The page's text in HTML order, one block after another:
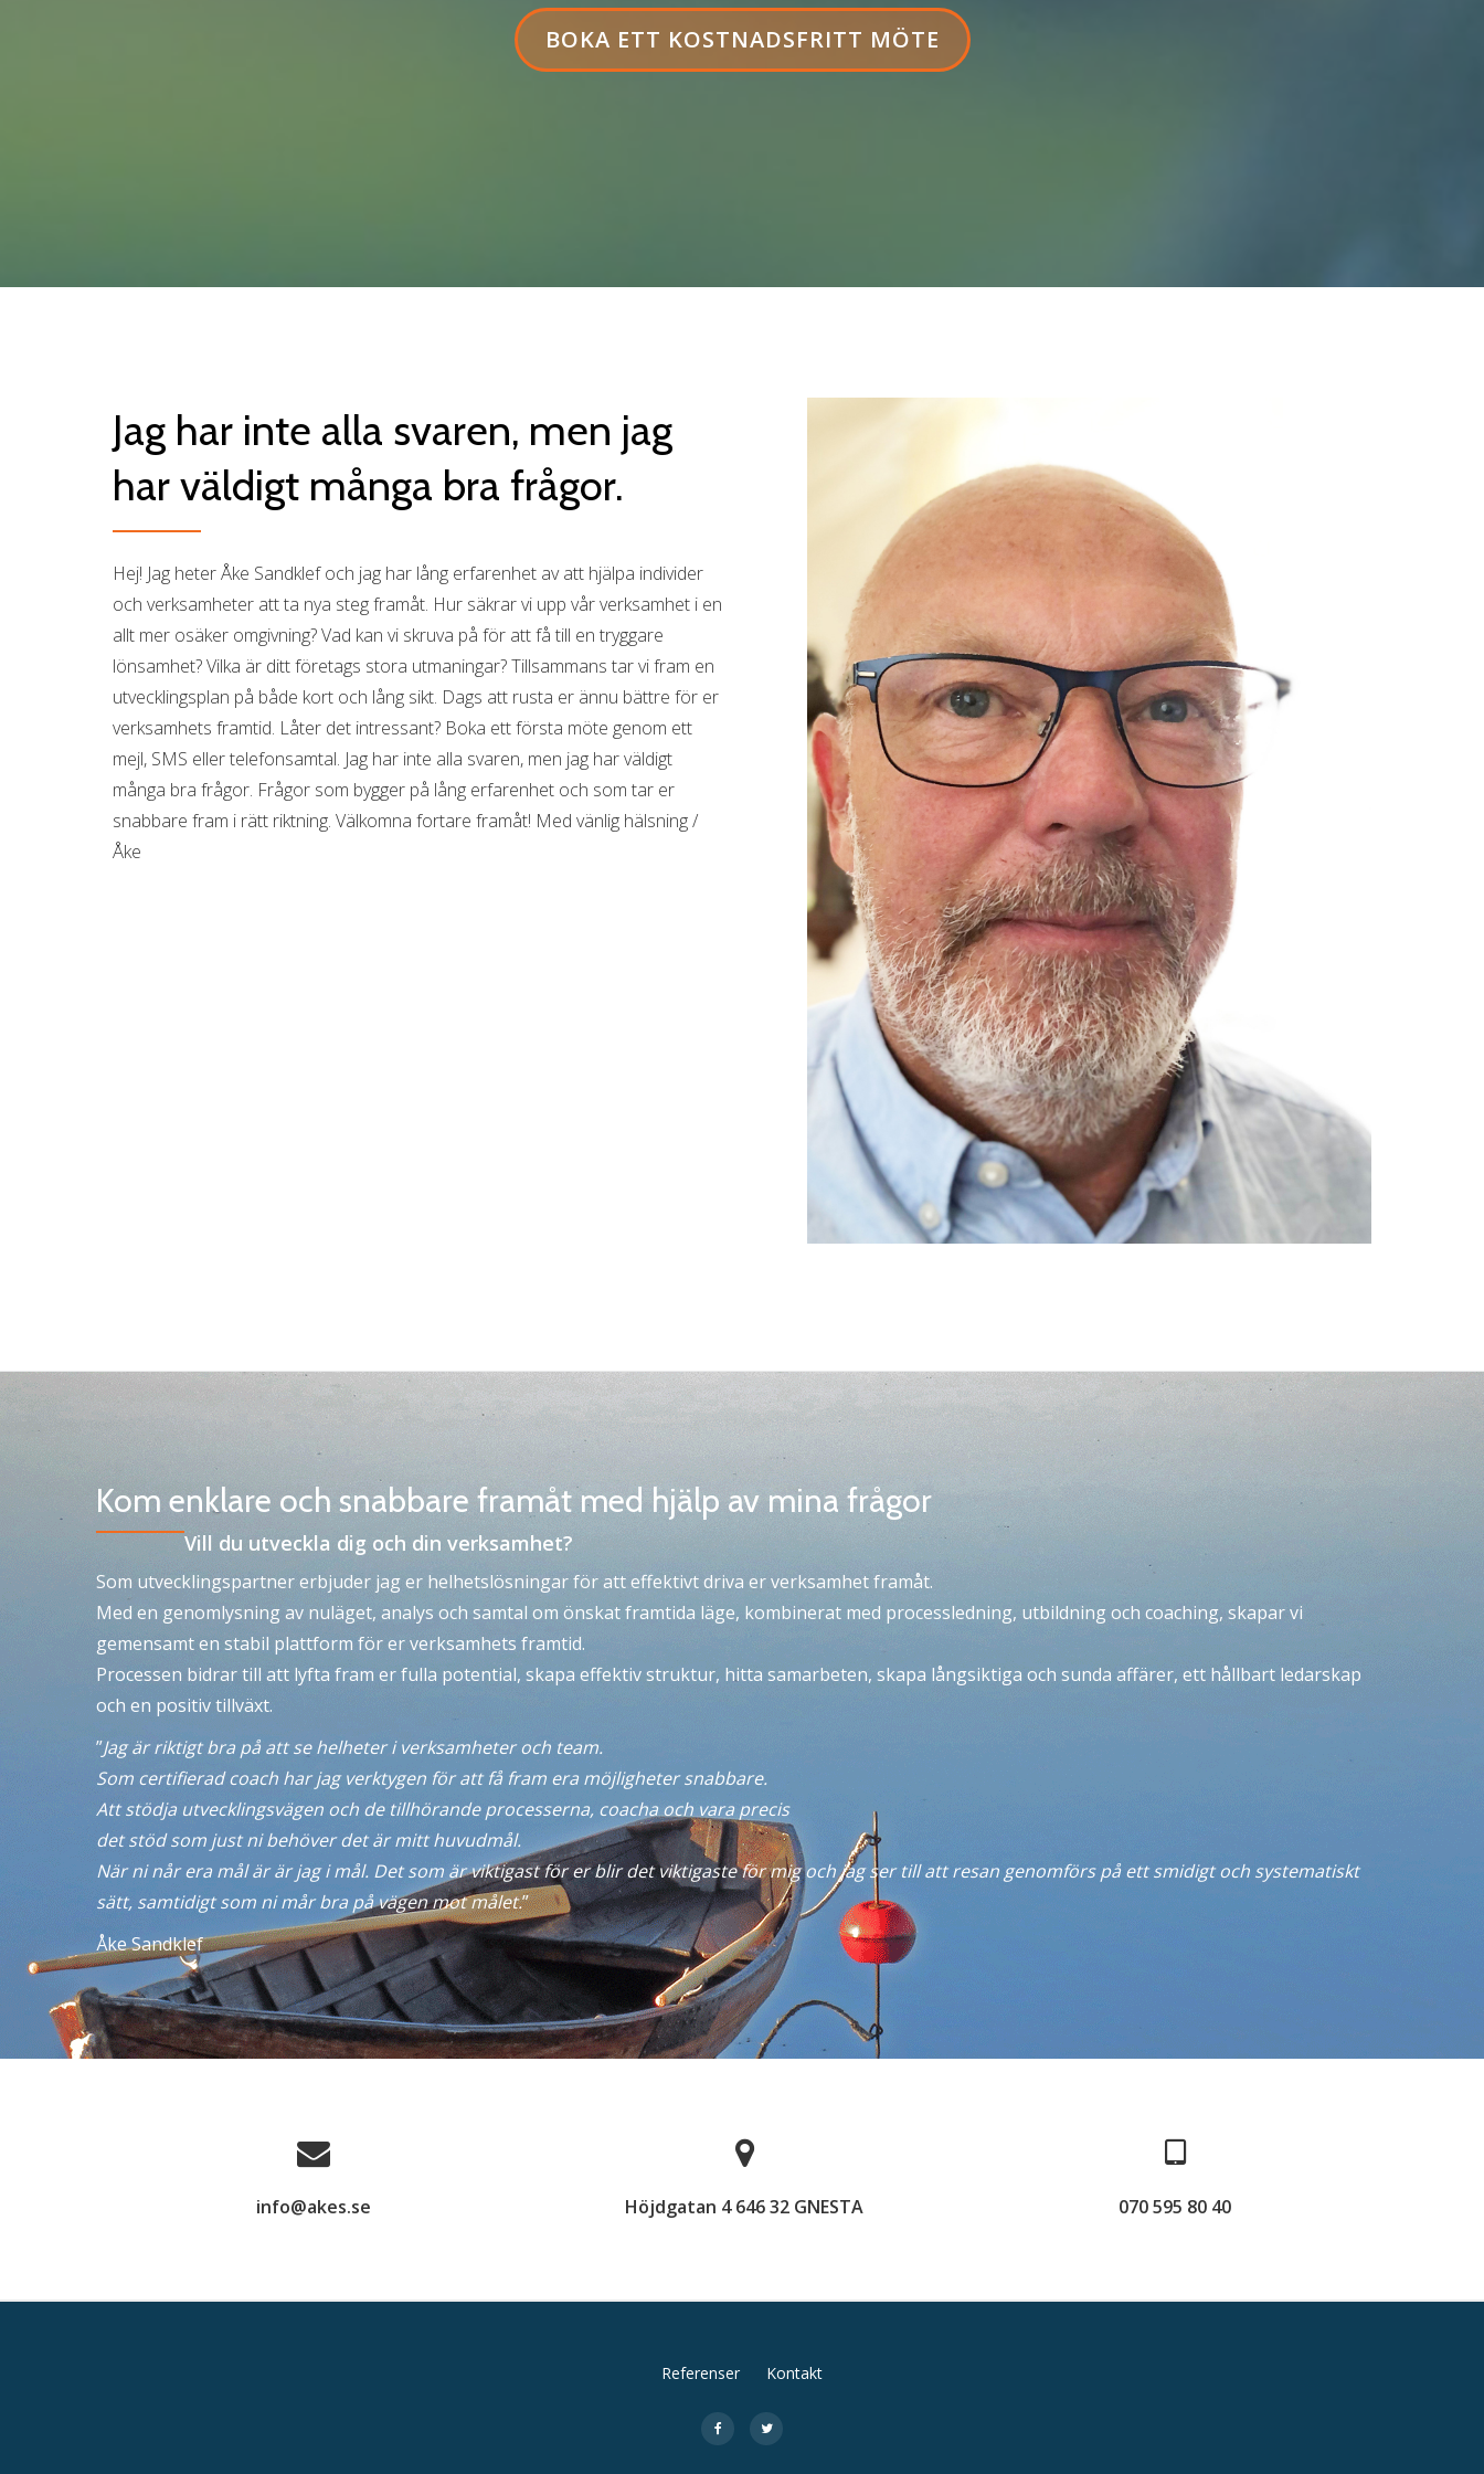
ETIKETT
FÖR
MÖTE
BOKA ETT KOSTNADSFRITT MÖTE
Jag har inte alla svaren, men jag
har väldigt många bra frågor.
Hej! Jag heter Åke Sandklef och jag har lång erfarenhet av att hjälpa individer
och verksamheter att ta nya steg framåt. Hur säkrar vi upp vår verksamhet i en
allt mer osäker omgivning? Vad kan vi skruva på för att få till en tryggare
lönsamhet? Vilka är ditt företags stora utmaningar? Tillsammans tar vi fram en
utvecklingsplan på både kort och lång sikt. Dags att rusta er ännu bättre för er
verksamhets framtid. Låter det intressant? Boka ett första möte genom ett
mejl, SMS eller telefonsamtal. Jag har inte alla svaren, men jag har väldigt
många bra frågor. Frågor som bygger på lång erfarenhet och som tar er
snabbare fram i rätt riktning. Välkomna fortare framåt! Med vänlig hälsning /
Åke
Kom enklare och snabbare framåt med hjälp av mina frågor
Vill du utveckla dig och din verksamhet?
Som utvecklingspartner erbjuder jag er helhetslösningar för att effektivt driva er verksamhet framåt.
Med en genomlysning av nuläget, analys och samtal om önskat framtida läge, kombinerat med processledning, utbildning och coaching, skapar vi
gemensamt en stabil plattform för er verksamhets framtid.
Processen bidrar till att lyfta fram er fulla potential, skapa effektiv struktur, hitta samarbeten, skapa långsiktiga och sunda affärer, ett hållbart ledarskap
och en positiv tillväxt.
”Jag är riktigt bra på att se helheter i verksamheter och team.
Som certifierad coach har jag verktygen för att få fram era möjligheter snabbare.
Att stödja utvecklingsvägen och de tillhörande processerna, coacha och vara precis
det stöd som just ni behöver det är mitt huvudmål.
När ni når era mål är är jag i mål. Det som är viktigast för er blir det viktigaste för mig och jag ser till att resan genomförs på ett smidigt och systematiskt
sätt, samtidigt som ni mår bra på vägen mot målet.”
Åke Sandklef
info@akes.se Höjdgatan 4 646 32 GNESTA 070 595 80 40
Referenser Kontakt
fa-
fa-